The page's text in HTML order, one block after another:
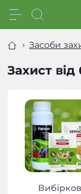
Засоби
Захист від